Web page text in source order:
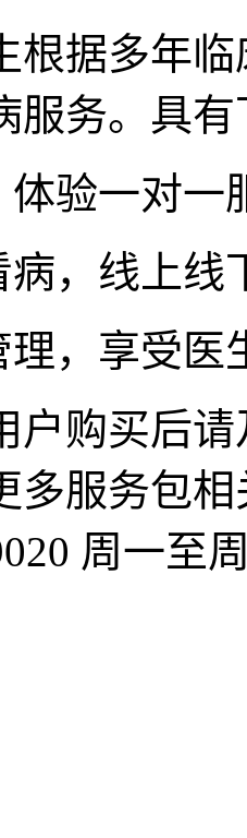
根据多年
服务。具
体验一对一
病，线上线
理，享受医
户购买后
多服务包
周一至